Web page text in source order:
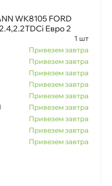
WK8105 FORD
Евро 2
1 шт
Привезем завтра
Привезем завтра
Привезем завтра
Привезем завтра
Привезем завтра
Привезем завтра
Привезем завтра
Привезем завтра
Привезем завтра